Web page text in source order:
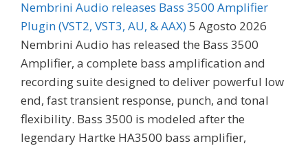
Nembrini Audio releases Bass 3500 Amplifier
Plugin (VST2, VST3, AU, & AAX)5 Agosto 2026
Nembrini Audio has released the Bass 3500
Amplifier, a complete bass amplification and
recording suite designed to deliver powerful low
end, fast transient response, punch, and tonal
flexibility. Bass 3500 is modeled after the
legendary Hartke HA3500 bass amplifier,